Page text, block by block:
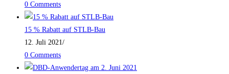
0 Comments
15 % Rabatt auf STLB-Bau
12. Juli 2021/
0 Comments